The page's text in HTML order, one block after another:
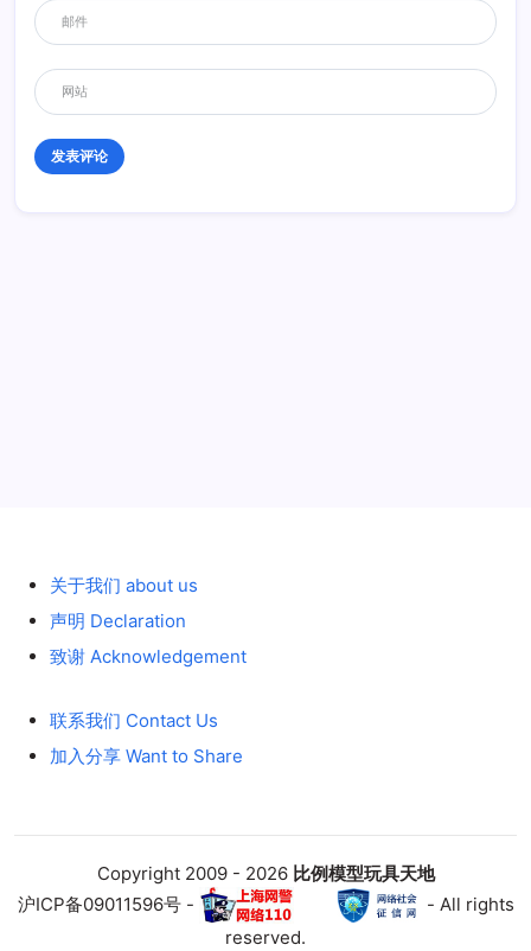
关于我们 about us
声明 Declaration
致谢 Acknowledgement
联系我们 Contact Us
加入分享 Want to Share
Copyright 2009 - 2026 比例模型玩具天地
沪ICP备09011596号 -
- All rights
reserved.